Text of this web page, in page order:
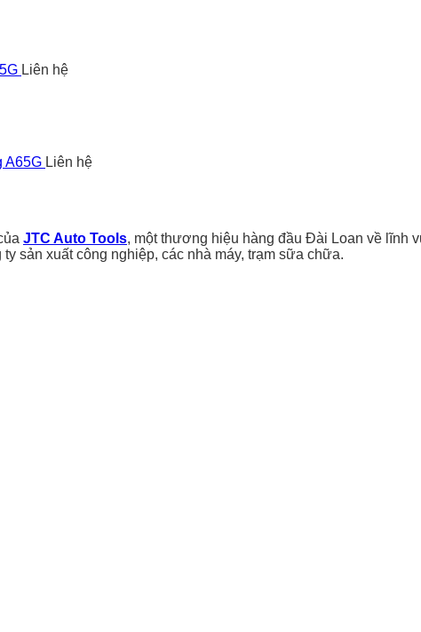
Liên hệ
A65G Liên hệ
JTC Auto Tools, một thương hiệu hàng đầu Đài Loan về lĩnh
sản xuất công nghiệp, các nhà máy, trạm sữa chữa.